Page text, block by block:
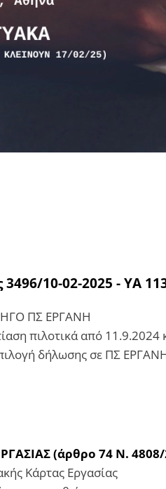
3496/10-02-2025 - ΥΑ
ΠΣ ΕΡΓΑΝΗ
πιλοτικά από 11.9.2024
δήλωσης σε ΠΣ
(άρθρο 74 Ν. 4808/
Κάρτας Εργασίας